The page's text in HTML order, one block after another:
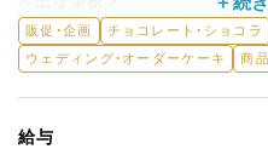
・生菓子、焼菓子、ジェラートな
・スキルに応じた担当ポジショ
オーナーシェフのもとで裁量を
販促・企画 チョコレート・ショコラ
ウェディング・オーダーケーキ
商
給与